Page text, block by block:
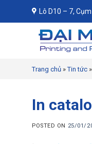
Lô D10 – 7,
Trang chủ »Tin tức »
In
POSTED ON 25/01/